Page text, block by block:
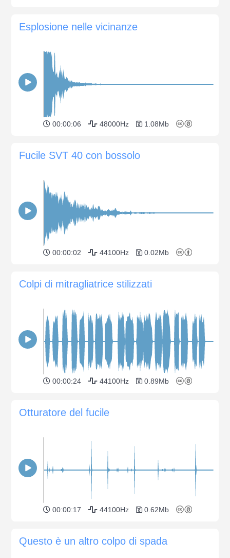
Esplosione nelle vicinanze
00:00:06 48000Hz 1.08Mb
Fucile SVT 40 con bossolo
00:00:02 44100Hz 0.02Mb
Colpi di mitragliatrice stilizzati
00:00:24 44100Hz 0.89Mb
Otturatore del fucile
00:00:17 44100Hz 0.62Mb
Questo è un altro colpo di spada